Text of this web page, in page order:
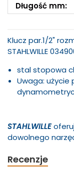
Długość mm:
Klucz par.1/2"
STAHLWILLE
stal stopowa
Uwaga:
STAHLWILLE
dowolnego
Recenzje